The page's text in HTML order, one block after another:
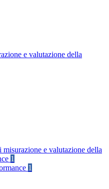
e valutazione della
misurazione e valutazione della
1
1